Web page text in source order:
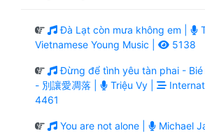
Đà Lạt còn mưa không em |
Vietnamese Young Music |
5138
Đừng để tình yêu tàn phai - Bié
- 別讓愛凋落 |
Triệu Vy |
4461
You are not alone |
Michael